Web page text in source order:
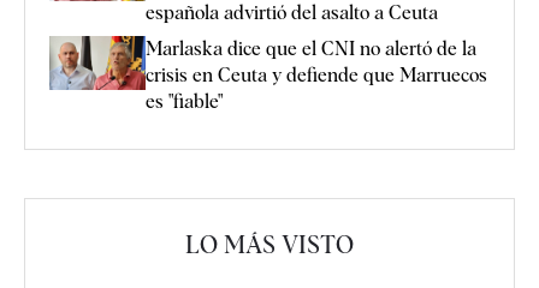
española advirtió del asalto a Ceuta
Marlaska dice que el CNI no alertó de la
crisis en Ceuta y defiende que Marruecos
es "fiable"
LO MÁS VISTO